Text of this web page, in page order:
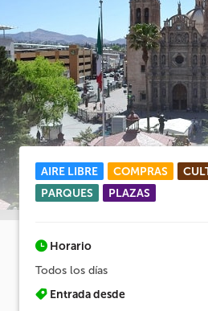
AIRE LIBRE COMPRAS
PARQUES
PLAZAS
Horario
Todos los días
Entrada desde